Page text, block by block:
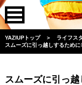
YAZIUPトップ ＞ ライフス
スムーズに引っ越しするために
スムーズに引っ